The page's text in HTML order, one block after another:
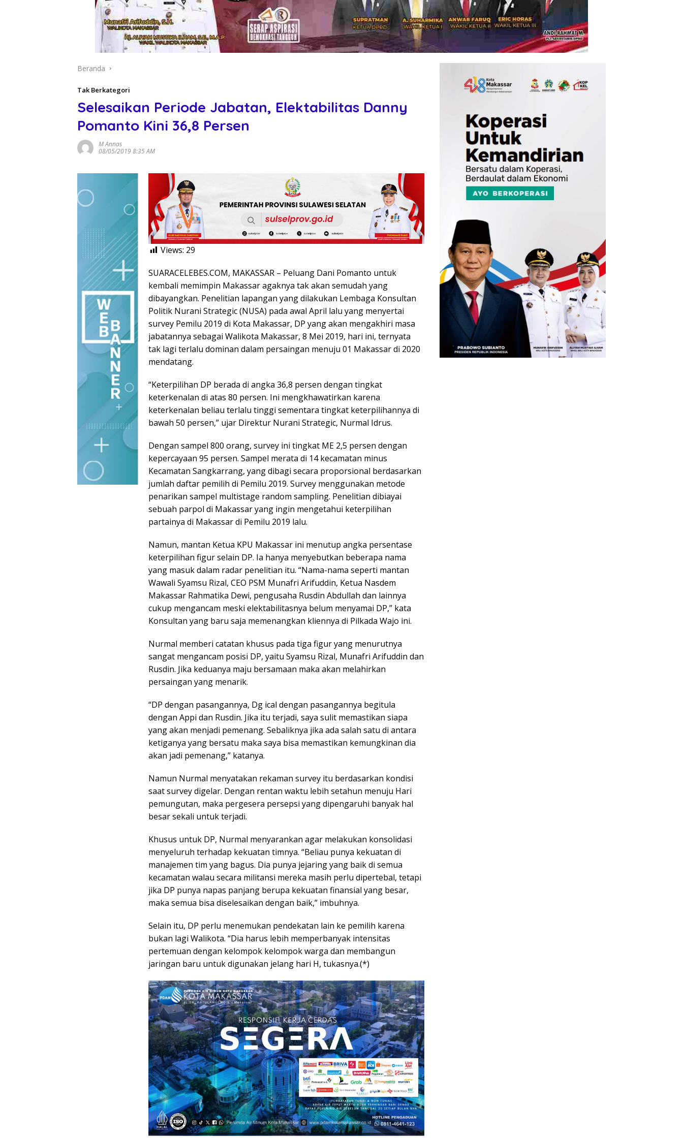
Beranda
Tak Berkategori
Selesaikan Periode Jabatan, Elektabilitas Danny
Pomanto Kini 36,8 Persen
M Annas
08/05/2019 8:35 AM
Views: 29
SUARACELEBES.COM, MAKASSAR – Peluang Dani Pomanto untuk
kembali memimpin Makassar agaknya tak akan semudah yang
dibayangkan. Penelitian lapangan yang dilakukan Lembaga Konsultan
Politik Nurani Strategic (NUSA) pada awal April lalu yang menyertai
survey Pemilu 2019 di Kota Makassar, DP yang akan mengakhiri masa
jabatannya sebagai Walikota Makassar, 8 Mei 2019, hari ini, ternyata
tak lagi terlalu dominan dalam persaingan menuju 01 Makassar di 2020
mendatang.
“Keterpilihan DP berada di angka 36,8 persen dengan tingkat
keterkenalan di atas 80 persen. Ini mengkhawatirkan karena
keterkenalan beliau terlalu tinggi sementara tingkat keterpilihannya di
bawah 50 persen,” ujar Direktur Nurani Strategic, Nurmal Idrus.
Dengan sampel 800 orang, survey ini tingkat ME 2,5 persen dengan
kepercayaan 95 persen. Sampel merata di 14 kecamatan minus
Kecamatan Sangkarrang, yang dibagi secara proporsional berdasarkan
jumlah daftar pemilih di Pemilu 2019. Survey menggunakan metode
penarikan sampel multistage random sampling. Penelitian dibiayai
sebuah parpol di Makassar yang ingin mengetahui keterpilihan
partainya di Makassar di Pemilu 2019 lalu.
Namun, mantan Ketua KPU Makassar ini menutup angka persentase
keterpilihan figur selain DP. Ia hanya menyebutkan beberapa nama
yang masuk dalam radar penelitian itu. “Nama-nama seperti mantan
Wawali Syamsu Rizal, CEO PSM Munafri Arifuddin, Ketua Nasdem
Makassar Rahmatika Dewi, pengusaha Rusdin Abdullah dan lainnya
cukup mengancam meski elektabilitasnya belum menyamai DP,” kata
Konsultan yang baru saja memenangkan kliennya di Pilkada Wajo ini.
Nurmal memberi catatan khusus pada tiga figur yang menurutnya
sangat mengancam posisi DP, yaitu Syamsu Rizal, Munafri Arifuddin dan
Rusdin. Jika keduanya maju bersamaan maka akan melahirkan
persaingan yang menarik.
“DP dengan pasangannya, Dg ical dengan pasangannya begitula
dengan Appi dan Rusdin. Jika itu terjadi, saya sulit memastikan siapa
yang akan menjadi pemenang. Sebaliknya jika ada salah satu di antara
ketiganya yang bersatu maka saya bisa memastikan kemungkinan dia
akan jadi pemenang,” katanya.
Namun Nurmal menyatakan rekaman survey itu berdasarkan kondisi
saat survey digelar. Dengan rentan waktu lebih setahun menuju Hari
pemungutan, maka pergesera persepsi yang dipengaruhi banyak hal
besar sekali untuk terjadi.
Khusus untuk DP, Nurmal menyarankan agar melakukan konsolidasi
menyeluruh terhadap kekuatan timnya. “Beliau punya kekuatan di
manajemen tim yang bagus. Dia punya jejaring yang baik di semua
kecamatan walau secara militansi mereka masih perlu dipertebal, tetapi
jika DP punya napas panjang berupa kekuatan finansial yang besar,
maka semua bisa diselesaikan dengan baik,” imbuhnya.
Selain itu, DP perlu menemukan pendekatan lain ke pemilih karena
bukan lagi Walikota. “Dia harus lebih memperbanyak intensitas
pertemuan dengan kelompok kelompok warga dan membangun
jaringan baru untuk digunakan jelang hari H, tukasnya.(*)